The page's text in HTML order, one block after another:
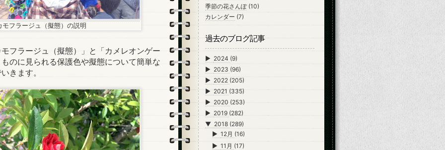
モフラージュ（擬態）の説明
フラージュ（擬態）」と「カメレオンゲー
のに見られる保護色や擬態について簡単な
きます。
季節の花さんぽ (10)
カレンダー (7)
過去のブログ記事
► 2024 (9)
► 2023 (96)
► 2022 (205)
► 2021 (335)
► 2020 (253)
► 2019 (282)
▼ 2018 (289)
►12月 (16)
►11月 (17)